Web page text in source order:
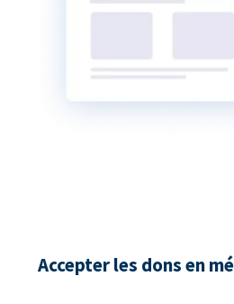
Accepter les dons en